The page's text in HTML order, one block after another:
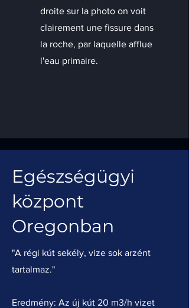
droite sur la photo on voit
clairement une fissure dans
la roche, par laquelle afflue
l'eau primaire.
Egészségügyi
központ
Oregonban
"A régi kút sekély, vize sok arzént
tartalmaz."
Eredmény: Az új kút 20 m3/h vizet